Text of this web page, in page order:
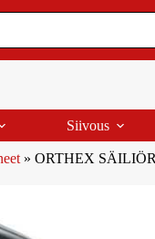
Siivous
» ORTHEX